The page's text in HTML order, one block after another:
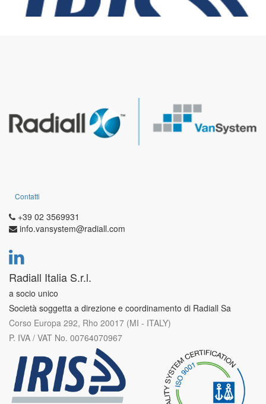
ATEX Atmosfere Esplosive
Utilizzati in determinati ambienti pericolosi e potenzialmente
Contatti
+39 02 3569931
info.vansystem@radiall.com
Radiall Italia S.r.l.
a socio unico
Società soggetta a direzione e coordinamento di Radiall Sa
Corso Europa 292, Rho 20017 (MI - ITALY)
P. IVA / VAT No. 00764070967